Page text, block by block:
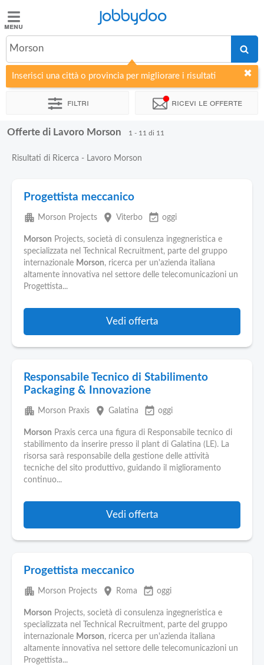
Jobbydoo
Offerte
di
lavoro
Elenco
Blog
Pubblica
Offerte
Jobbydoo
Morson
Inserisci una città o provincia per migliorare i risultati
Filtri Ricevi le offerte
Offerte di Lavoro Morson 1 - 11 di 11
Risultati di Ricerca - Lavoro Morson
Progettista meccanico
apartment Morson Projects place Viterbo event_available oggi
Morson Projects, società di consulenza ingegneristica e
specializzata nel Technical Recruitment, parte del gruppo
internazionale Morson, ricerca per un'azienda italiana
altamente innovativa nel settore delle telecomunicazioni un
Progettista...
Vedi offerta
Responsabile Tecnico di Stabilimento
Packaging & Innovazione
apartment Morson Praxis place Galatina event_available oggi
Morson Praxis cerca una figura di Responsabile tecnico di
stabilimento da inserire presso il plant di Galatina (LE). La
risorsa sarà responsabile della gestione delle attività
tecniche del sito produttivo, guidando il miglioramento
continuo...
Vedi offerta
Progettista meccanico
apartment Morson Projects place Roma event_available oggi
Morson Projects, società di consulenza ingegneristica e
specializzata nel Technical Recruitment, parte del gruppo
internazionale Morson, ricerca per un'azienda italiana
altamente innovativa nel settore delle telecomunicazioni un
Progettista...